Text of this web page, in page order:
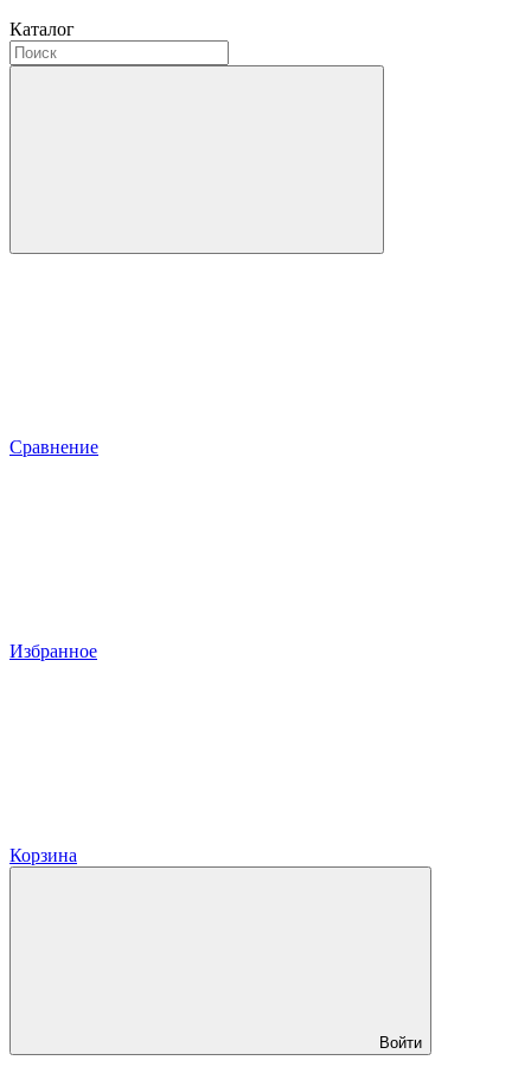
Каталог
Сравнение
Избранное
Корзина
Войти